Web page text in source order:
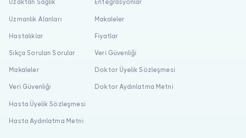
Uzaktan Sağlık
Uzmanlık Alanları
Hastalıklar
Sıkça Sorulan Sorular
Makaleler
Veri Güvenliği
Hasta Üyelik Sözleşmesi
Hasta Aydınlatma Metni
Entegrasyonlar
Makaleler
Fiyatlar
Veri Güvenliği
Doktor Üyelik Sözleşmesi
Doktor Aydınlatma Metni